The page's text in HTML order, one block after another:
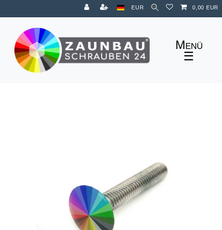
EUR 0,00 EUR
☰